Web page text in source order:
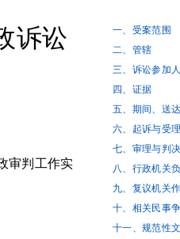
诉讼
审判工作实
一、受案范围
二、管辖
三、诉讼参加人
四、证据
五、期间、送达
六、起诉与受理
七、审理与判决
八、行政机关
九、复议机关
十、相关民事
十一、规范性